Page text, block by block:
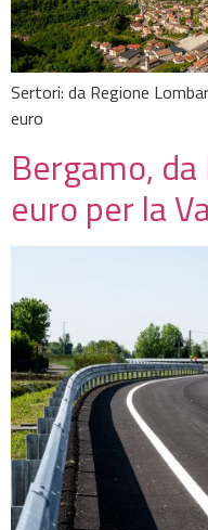
Sertori: da Regione
euro
Bergamo,
euro per la